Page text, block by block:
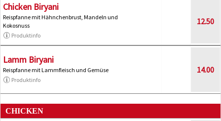
Chicken Biryani
Reispfanne mit Hähnchenbrust, Mandeln und
Kokosnuss
Produktinfo
12.50
Lamm Biryani
Reispfanne mit Lammfleisch und Gemüse
Produktinfo
14.00
CHICKEN